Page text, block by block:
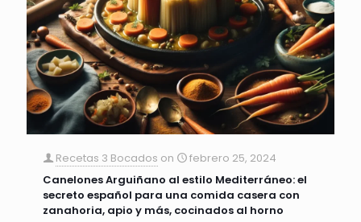
Recetas 3 Bocados on
febrero 25, 2024
Canelones Arguiñano al estilo Mediterráneo: el
secreto español para una comida casera con
zanahoria, apio y más, cocinados al horno